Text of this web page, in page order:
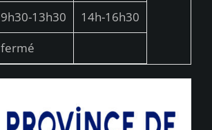
9h30-13h30
14h-16h30
fermé